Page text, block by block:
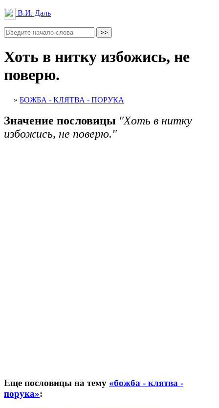
В.И. Даль
Хоть в нитку избожись, не
поверю.
» БОЖБА - КЛЯТВА - ПОРУКА
Значение пословицы "Хоть в нитку
избожись, не поверю."
Еще пословицы на тему «божба - клятва -
порука»: